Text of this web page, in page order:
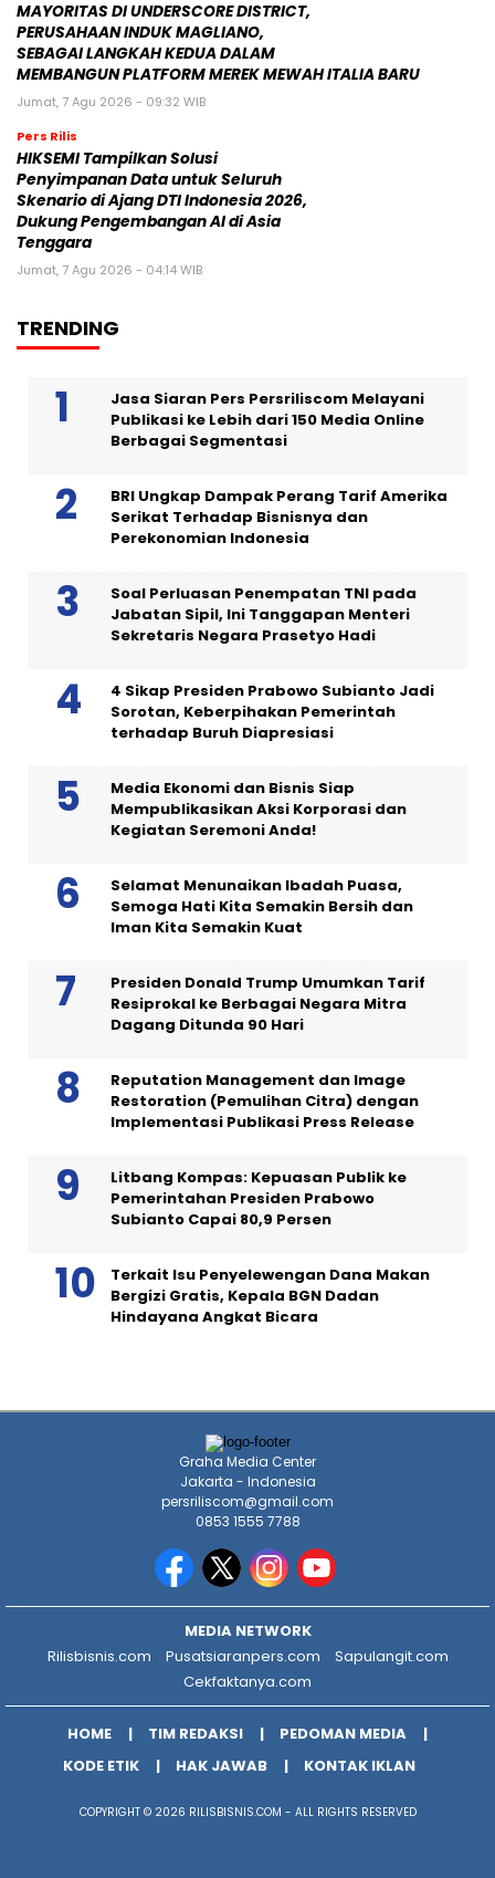
MAYORITAS DI UNDERSCORE DISTRICT,
PERUSAHAAN INDUK MAGLIANO,
SEBAGAI LANGKAH KEDUA DALAM
MEMBANGUN PLATFORM MEREK MEWAH ITALIA BARU
Jumat, 7 Agu 2026 - 09:32 WIB
Pers Rilis
HIKSEMI Tampilkan Solusi
Penyimpanan Data untuk Seluruh
Skenario di Ajang DTI Indonesia 2026,
Dukung Pengembangan AI di Asia
Tenggara
Jumat, 7 Agu 2026 - 04:14 WIB
TRENDING
Jasa Siaran Pers Persriliscom Melayani
Publikasi ke Lebih dari 150 Media Online
Berbagai Segmentasi
BRI Ungkap Dampak Perang Tarif Amerika
Serikat Terhadap Bisnisnya dan
Perekonomian Indonesia
Soal Perluasan Penempatan TNI pada
Jabatan Sipil, Ini Tanggapan Menteri
Sekretaris Negara Prasetyo Hadi
4 Sikap Presiden Prabowo Subianto Jadi
Sorotan, Keberpihakan Pemerintah
terhadap Buruh Diapresiasi
Media Ekonomi dan Bisnis Siap
Mempublikasikan Aksi Korporasi dan
Kegiatan Seremoni Anda!
Selamat Menunaikan Ibadah Puasa,
Semoga Hati Kita Semakin Bersih dan
Iman Kita Semakin Kuat
Presiden Donald Trump Umumkan Tarif
Resiprokal ke Berbagai Negara Mitra
Dagang Ditunda 90 Hari
Reputation Management dan Image
Restoration (Pemulihan Citra) dengan
Implementasi Publikasi Press Release
Litbang Kompas: Kepuasan Publik ke
Pemerintahan Presiden Prabowo
Subianto Capai 80,9 Persen
Terkait Isu Penyelewengan Dana Makan
Bergizi Gratis, Kepala BGN Dadan
Hindayana Angkat Bicara
Graha Media Center
Jakarta - Indonesia
persriliscom@gmail.com
0853 1555 7788
MEDIA NETWORK
Rilisbisnis.com
Pusatsiaranpers.com
Sapulangit.com
Cekfaktanya.com
HOME TIM REDAKSI
PEDOMAN MEDIA
KODE ETIK
HAK JAWAB KONTAK IKLAN
COPYRIGHT © 2026 RILISBISNIS.COM - ALL RIGHTS RESERVED